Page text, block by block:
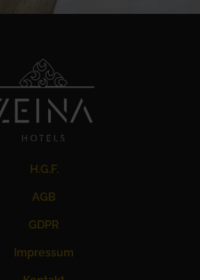
H.G.F.
AGB
GDPR
Impressum